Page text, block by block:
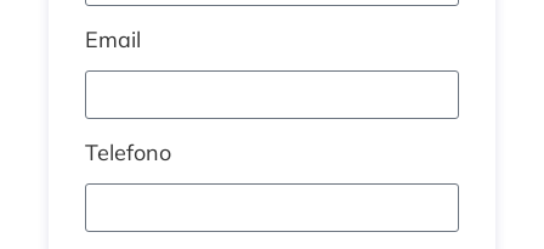
Email
Telefono